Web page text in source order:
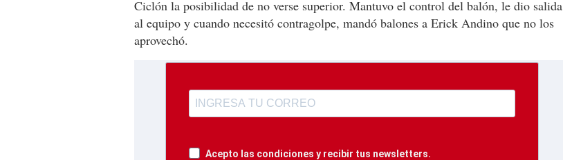
Ciclón la posibilidad de no verse superior. Mantuvo el control del balón, le dio salida
al equipo y cuando necesitó contragolpe, mandó balones a Erick Andino que no los
aprovechó.
Acepto las condiciones y recibir tus newsletters.